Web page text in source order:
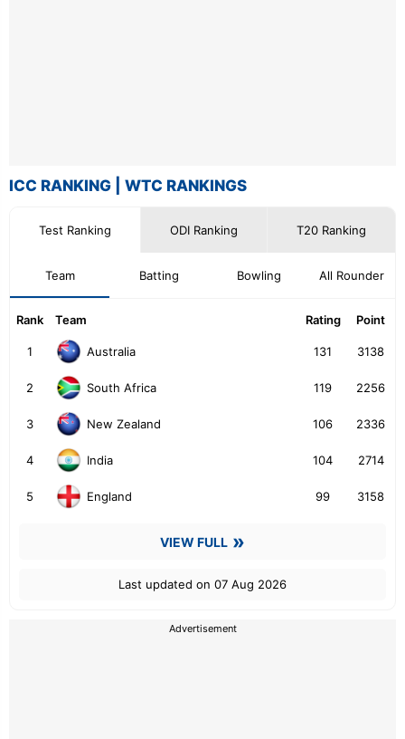
ICC RANKING WTC RANKINGS
Test Ranking ODI Ranking T20 Ranking
Rank Team Rating Point
1 Australia 131 3138
2 South Africa 119 2256
3 New Zealand 106 2336
4 India 104 2714
5 England 99 3158
Team Batting Bowling All Rounder
VIEW FULL
Last updated on 07 Aug 2026
Advertisement